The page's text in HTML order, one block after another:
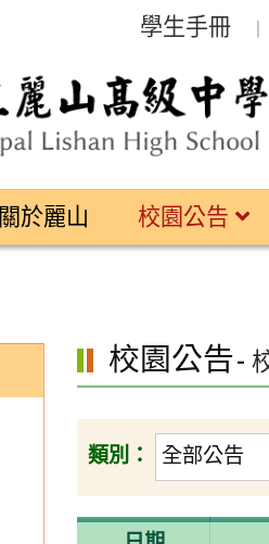
學生手冊
關於麗山 校園公告
校園公告-
類別：